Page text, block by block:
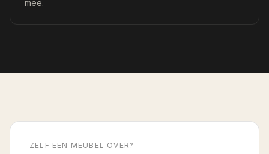
mee.
ZELF EEN MEUBEL OVER?